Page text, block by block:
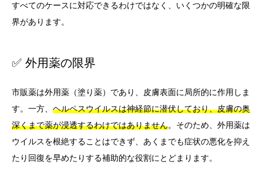
すべてのケースに対応できるわけではなく、いくつかの明確な限
界があります。
✅ 外用薬の限界
市販薬は外用薬（塗り薬）であり、皮膚表面に局所的に作用しま
す。一方、 ヘルペスウイルスは神経節に潜伏しており、皮膚の奥
深くまで薬が浸透するわけではありません。そのため、外用薬は
ウイルスを根絶することはできず、あくまでも症状の悪化を抑え
たり回復を早めたりする補助的な役割にとどまります。